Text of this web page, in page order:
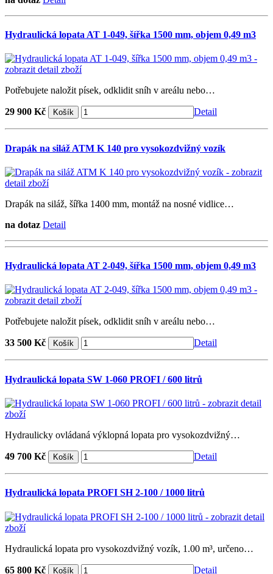
Hydraulická lopata AT 1-049, šířka 1500 mm, objem 0,49 m3
Potřebujete naložit písek, odklidit sníh v areálu nebo…
29 900 Kč Detail
Drapák na siláž ATM K 140 pro vysokozdvižný vozík
Drapák na siláž, šířka 1400 mm, montáž na nosné vidlice…
na dotaz Detail
Hydraulická lopata AT 2-049, šířka 1500 mm, objem 0,49 m3
Potřebujete naložit písek, odklidit sníh v areálu nebo…
33 500 Kč Detail
Hydraulická lopata SW 1-060 PROFI / 600 litrů
Hydraulicky ovládaná výklopná lopata pro vysokozdvižný…
49 700 Kč Detail
Hydraulická lopata PROFI SH 2-100 / 1000 litrů
Hydraulická lopata pro vysokozdvižný vozík, 1.00 m³, určeno…
65 800 Kč Detail